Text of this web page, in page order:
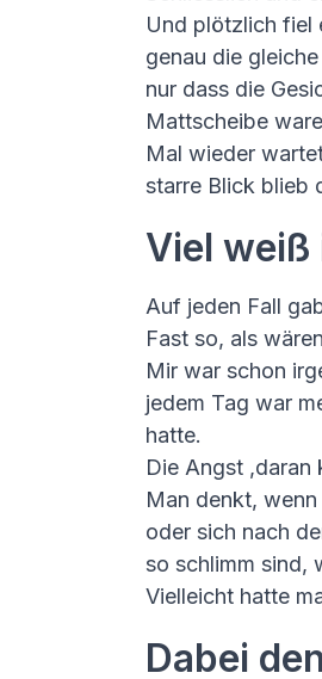
Und plötzlich fiel
genau die
nur dass die
Mattscheibe
Mal wieder
starre Blick blieb
Viel weiß
Auf jeden Fall
Fast so, als
Mir war schon
jedem Tag war
hatte.
Die Angst ,daran
Man denkt,
oder sich nach
so schlimm sind,
Vielleicht hatte
Dabei